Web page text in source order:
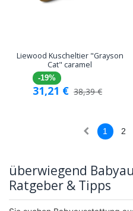
Liewood Kuscheltier "Grayson
Cat" caramel
-19%
31,21 € 38,39€
1 2
überwiegend
Ratgeber & Tipps